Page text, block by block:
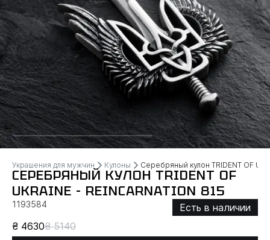
Украшения для мужчин Кулоны Серебряный кулон TRIDENT OF
СЕРЕБРЯНЫЙ КУЛОН TRIDENT OF
UKRAINE - REINCARNATION 815
1193584
Есть в наличии
₴ 4630₴ 5140